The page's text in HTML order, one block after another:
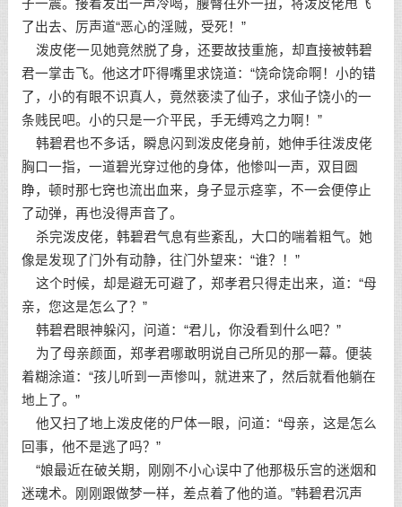
子一震。接着发出一声冷喝，腰臀往外一扭，将泼皮佬甩飞
了出去、厉声道“恶心的淫贼，受死！”
泼皮佬一见她竟然脱了身，还要故技重施，却直接被韩碧
君一掌击飞。他这才吓得嘴里求饶道：“饶命饶命啊！小的错
了，小的有眼不识真人，竟然亵渎了仙子，求仙子饶小的一
条贱民吧。小的只是一介平民，手无缚鸡之力啊！”
韩碧君也不多话，瞬息闪到泼皮佬身前，她伸手往泼皮佬
胸口一指，一道碧光穿过他的身体，他惨叫一声，双目圆
睁，顿时那七窍也流出血来，身子显示痉挛，不一会便停止
了动弹，再也没得声音了。
杀完泼皮佬，韩碧君气息有些紊乱，大口的喘着粗气。她
像是发现了门外有动静，往门外望来：“谁？！”
这个时候，却是避无可避了，郑孝君只得走出来，道：“母
亲，您这是怎么了？”
韩碧君眼神躲闪，问道：“君儿，你没看到什么吧？”
为了母亲颜面，郑孝君哪敢明说自己所见的那一幕。便装
着糊涂道：“孩儿听到一声惨叫，就进来了，然后就看他躺在
地上了。”
他又扫了地上泼皮佬的尸体一眼，问道：“母亲，这是怎么
回事，他不是逃了吗？”
“娘最近在破关期，刚刚不小心误中了他那极乐宫的迷烟和
迷魂术。刚刚跟做梦一样，差点着了他的道。”韩碧君沉声